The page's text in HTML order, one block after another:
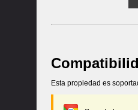
20 </head
23 <
25 <
Esta propiedad es